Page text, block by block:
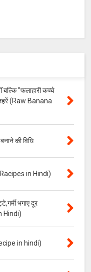
बल्कि "फलाहारी कच्चे
(Raw Banana
की विधि
in Hindi)
भगाए दूर
Hindi)
in hindi)